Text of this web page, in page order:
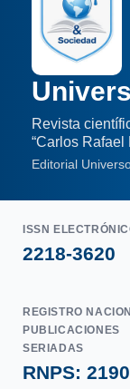
Revista
“Carlos Rafael
Editorial
ISSN
2218-3620
REGISTRO
PUBLICACIONES
SERIADAS
RNPS: 2190